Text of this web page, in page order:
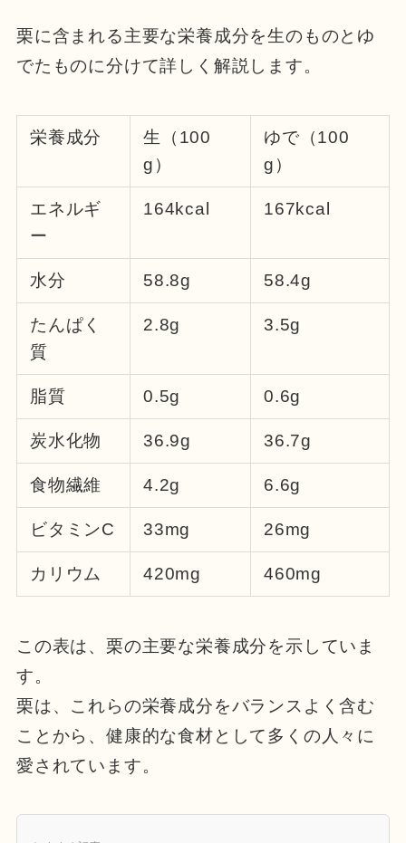
栗に含まれる主要な栄養成分を生のものとゆ
でたものに分けて詳しく解説します。
栄養成分
生（100
g）
ゆで（100
g）
エネルギ
ー
164kcal 167kcal
水分 58.8g 58.4g
たんぱく
質
2.8g 3.5g
脂質 0.5g 0.6g
炭水化物 36.9g 36.7g
食物繊維 4.2g 6.6g
ビタミンC 33mg 26mg
カリウム 420mg 460mg
この表は、栗の主要な栄養成分を示していま
す。
栗は、これらの栄養成分をバランスよく含む
ことから、健康的な食材として多くの人々に
愛されています。